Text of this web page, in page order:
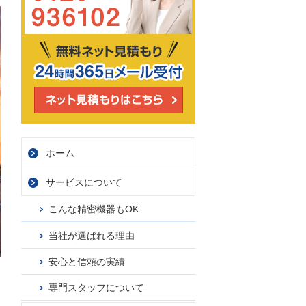
ホーム
サービスについて
こんな精密機器もOK
当社が選ばれる理由
安心と信頼の実績
専門スタッフについて